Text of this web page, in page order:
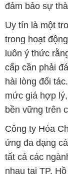
đảm bảo sự
Uy tín là một
trong hoạt
luôn ý thức
cấp cần phải
hài lòng đối
mức giá hợp
bền vững trên
Công ty Hóa
ứng đa dạng
tất cả các
nhau tại TP.